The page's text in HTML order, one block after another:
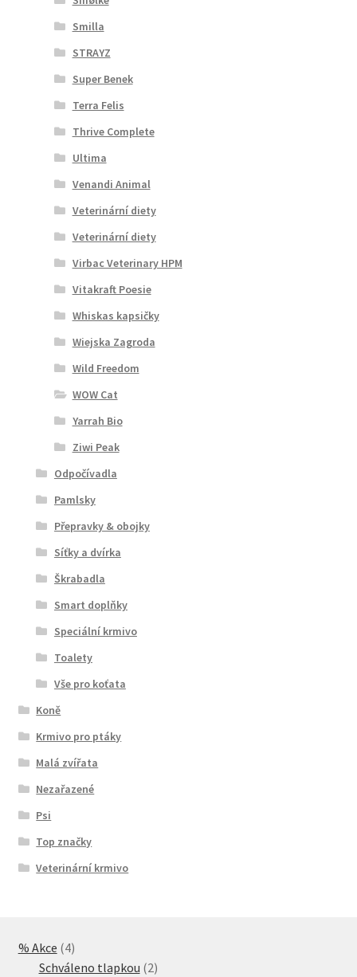
Smilla
STRAYZ
Super Benek
Terra Felis
Thrive Complete
Ultima
Venandi Animal
Veterinární diety
Veterinární diety
Virbac Veterinary HPM
Vitakraft Poesie
Whiskas kapsičky
Wiejska Zagroda
Wild Freedom
WOW Cat
Yarrah Bio
Ziwi Peak
Odpočívadla
Pamlsky
Přepravky & obojky
Síťky a dvírka
Škrabadla
Smart doplňky
Speciální krmivo
Toalety
Vše pro koťata
Koně
Krmivo pro ptáky
Malá zvířata
Nezařazené
Psi
Top značky
Veterinární krmivo
% Akce 44
produkty
Schváleno tlapkou 22